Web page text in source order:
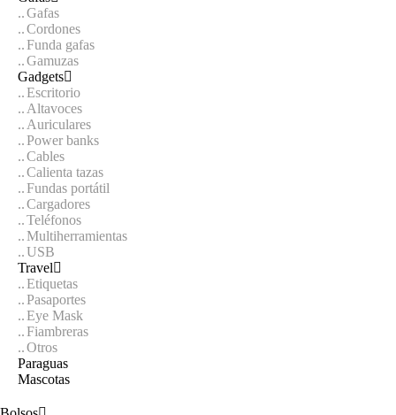
Gafas
Cordones
Funda gafas
Gamuzas
Gadgets
Escritorio
Altavoces
Auriculares
Power banks
Cables
Calienta tazas
Fundas portátil
Cargadores
Teléfonos
Multiherramientas
USB
Travel
Etiquetas
Pasaportes
Eye Mask
Fiambreras
Otros
Paraguas
Mascotas